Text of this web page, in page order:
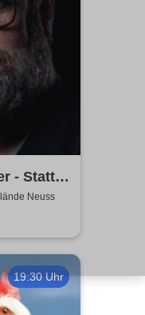
- Statt
Neuss
19:30 Uhr